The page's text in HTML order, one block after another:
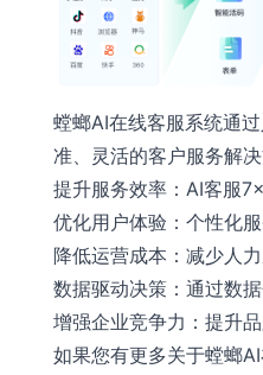
螳螂AI在线客服系统通
准、灵活的客户服务解
提升服务效率：AI客服
优化用户体验：个性化
降低运营成本：减少人
数据驱动决策：通过数
增强企业竞争力：提升
如果您有更多关于螳螂